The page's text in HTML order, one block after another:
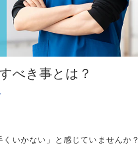
べき事とは？
いかない」と感じていませんか？